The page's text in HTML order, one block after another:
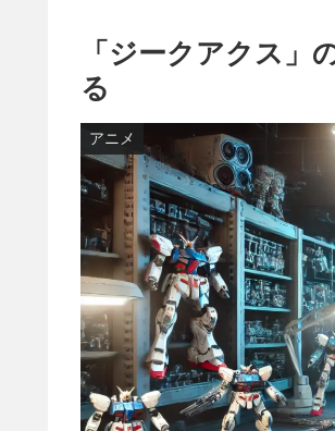
「ジークアクス」
る
アニメ